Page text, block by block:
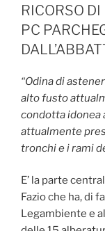
RICORSO
PC
“Odina di
alto fusto
condotta idonea
attualmente
tronchi e i rami
E’ la parte
Fazio che ha, di
Legambiente e